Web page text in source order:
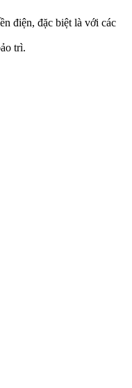
điện, đặc biệt là với các
trì.